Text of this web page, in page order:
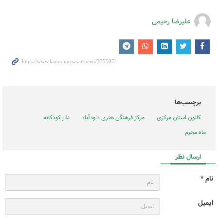
علیرضا رحیمی
برچسب‌ها
کانون استان مرکزی مرکز فرهنگی هنری داودآباد
نذر کودکانه
ماه محرم
ارسال نظر
نام *
ایمیل